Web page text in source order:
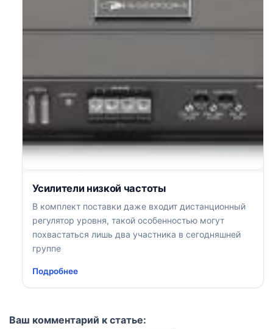
Усилители низкой частоты
В комплект поставки даже входит дистанционный
регулятор уровня, такой особенностью могут
похвастаться лишь два участника в сегодняшней
группе
Подробнее
Ваш комментарий к статье: